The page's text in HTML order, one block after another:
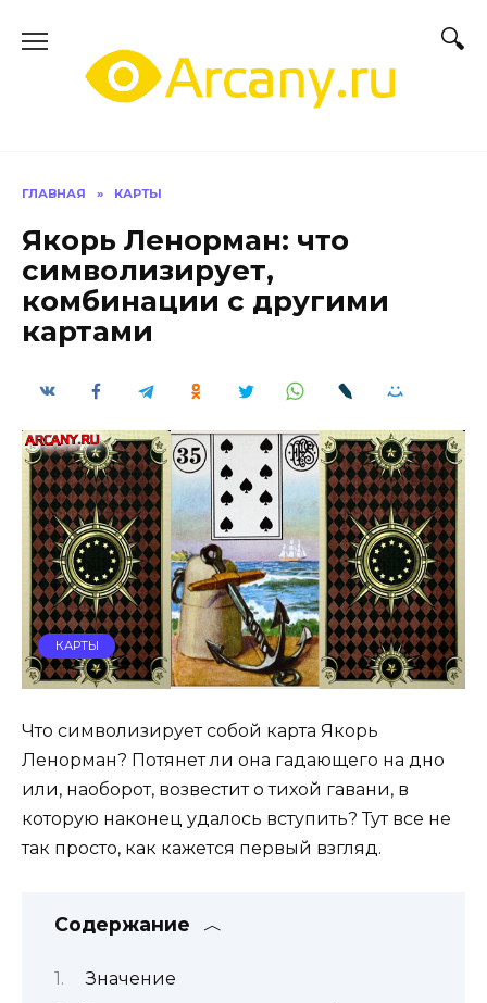
содержанию
ГЛАВНАЯ » КАРТЫ
Якорь Ленорман: что
символизирует,
комбинации с другими
картами
КАРТЫ
Что символизирует собой карта Якорь
Ленорман? Потянет ли она гадающего на дно
или, наоборот, возвестит о тихой гавани, в
которую наконец удалось вступить? Тут все не
так просто, как кажется первый взгляд.
Содержание
Значение